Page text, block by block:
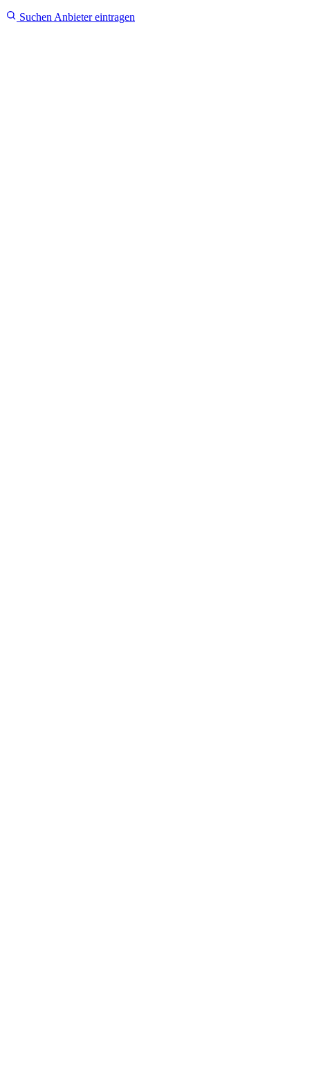
Suchen Anbieter eintragen